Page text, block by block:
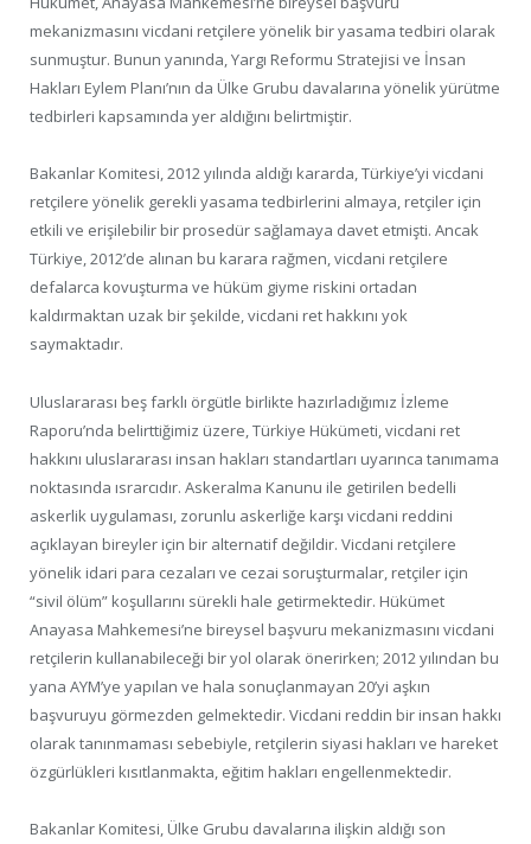
mekanizmasını vicdani retçilere yönelik bir yasama tedbiri olarak
sunmuştur. Bunun yanında, Yargı Reformu Stratejisi ve İnsan
Hakları Eylem Planı’nın da Ülke Grubu davalarına yönelik yürütme
tedbirleri kapsamında yer aldığını belirtmiştir.
Bakanlar Komitesi, 2012 yılında aldığı kararda, Türkiye’yi vicdani
retçilere yönelik gerekli yasama tedbirlerini almaya, retçiler için
etkili ve erişilebilir bir prosedür sağlamaya davet etmişti. Ancak
Türkiye, 2012’de alınan bu karara rağmen, vicdani retçilere
defalarca kovuşturma ve hüküm giyme riskini ortadan
kaldırmaktan uzak bir şekilde, vicdani ret hakkını yok
saymaktadır.
Uluslararası beş farklı örgütle birlikte hazırladığımız İzleme
Raporu’nda belirttiğimiz üzere, Türkiye Hükümeti, vicdani ret
hakkını uluslararası insan hakları standartları uyarınca tanımama
noktasında ısrarcıdır. Askeralma Kanunu ile getirilen bedelli
askerlik uygulaması, zorunlu askerliğe karşı vicdani reddini
açıklayan bireyler için bir alternatif değildir. Vicdani retçilere
yönelik idari para cezaları ve cezai soruşturmalar, retçiler için
“sivil ölüm” koşullarını sürekli hale getirmektedir. Hükümet
Anayasa Mahkemesi’ne bireysel başvuru mekanizmasını vicdani
retçilerin kullanabileceği bir yol olarak önerirken; 2012 yılından bu
yana AYM’ye yapılan ve hala sonuçlanmayan 20’yi aşkın
başvuruyu görmezden gelmektedir. Vicdani reddin bir insan hakkı
olarak tanınmaması sebebiyle, retçilerin siyasi hakları ve hareket
özgürlükleri kısıtlanmakta, eğitim hakları engellenmektedir.
Bakanlar Komitesi, Ülke Grubu davalarına ilişkin aldığı son